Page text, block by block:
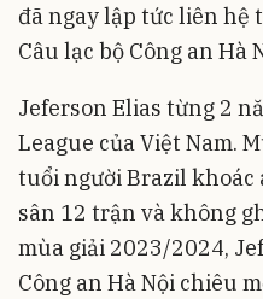
đã ngay lập tức liên hệ
Câu lạc bộ Công an Hà
Jeferson Elias từng 2
League của Việt Nam.
tuổi người Brazil khoác
sân 12 trận và không
mùa giải 2023/2024,
Công an Hà Nội chiêu